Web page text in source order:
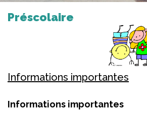
Informations importantes
Informations importantes